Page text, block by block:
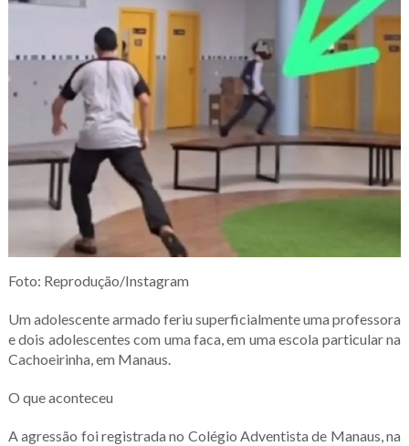
Foto: Reprodução/Instagram
Um adolescente armado feriu superficialmente uma professora
e dois adolescentes com uma faca, em uma escola particular na
Cachoeirinha, em Manaus.
O que aconteceu
A agressão foi registrada no Colégio Adventista de Manaus, na